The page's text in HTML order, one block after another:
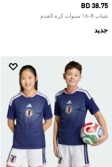
BD 38.75
شباب 8-16 سنوات كرة القدم
جديد